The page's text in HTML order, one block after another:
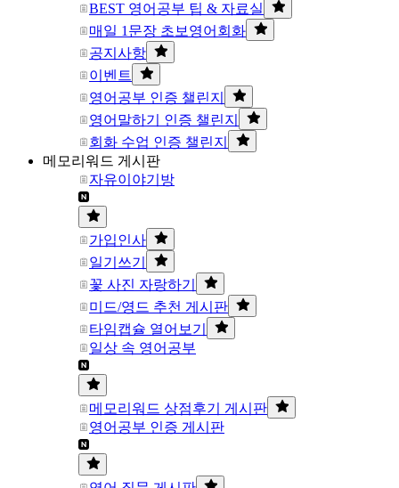
BEST 영어공부 팁 & 자료실
매일 1문장 초보영어회화
공지사항
이벤트
영어공부 인증 챌린지
영어말하기 인증 챌린지
회화 수업 인증 챌린지
메모리워드 게시판
자유이야기방
가입인사
일기쓰기
꽃 사진 자랑하기
미드/영드 추천 게시판
타임캡슐 열어보기
일상 속 영어공부
메모리워드 상점후기 게시판
영어공부 인증 게시판